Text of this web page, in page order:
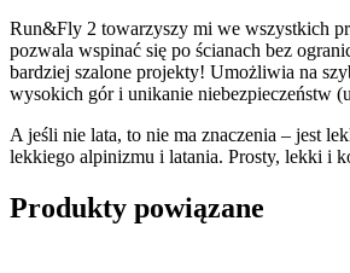
Run&Fly 2 towarzyszy mi we wszystkich
pozwala wspinać się po ścianach bez
bardziej szalone projekty! Umożliwia na
wysokich gór i unikanie niebezpieczeństw
A jeśli nie lata, to nie ma znaczenia – jest
lekkiego alpinizmu i latania. Prosty, lekki i
Produkty powiązane